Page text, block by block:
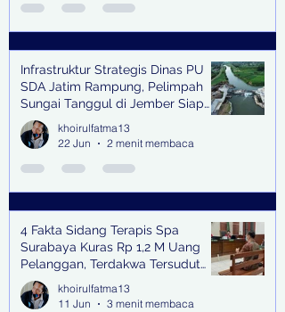
Infrastruktur Strategis Dinas PU
SDA Jatim Rampung, Pelimpah
Sungai Tanggul di Jember Siap
Bangkitkan Swasembada Pangan
dan Pengendali Banjir
khoirulfatma13
22 Jun
2 menit membaca
4 Fakta Sidang Terapis Spa
Surabaya Kuras Rp 1,2 M Uang
Pelanggan, Terdakwa Tersudut
oleh Keterangan Saksi Kunci
khoirulfatma13
11 Jun
3 menit membaca